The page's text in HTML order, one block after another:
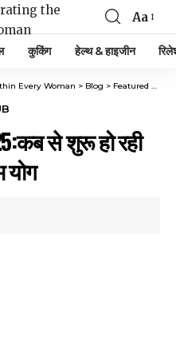
Aa
कुकिंग हेल्थ & हाइजीन
Every Woman > Blog > Featured
से शुरू हो रही
योग